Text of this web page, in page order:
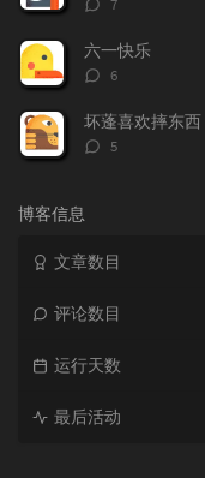
数：
7
六一快乐
评
数：
6
坏蓬喜欢摔东西
评
5
博客信息
文章数目
评论数目
运行天数
最后活动